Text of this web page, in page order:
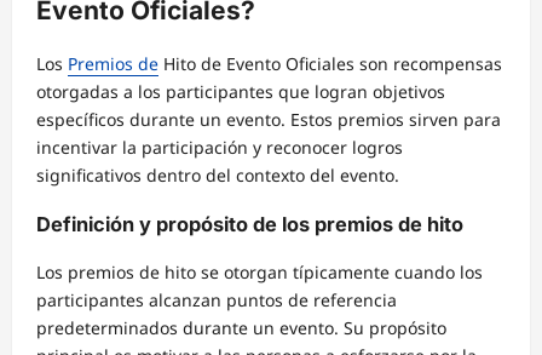
Evento Oficiales?
Los Premios de Hito de Evento Oficiales son recompensas
otorgadas a los participantes que logran objetivos
específicos durante un evento. Estos premios sirven para
incentivar la participación y reconocer logros
significativos dentro del contexto del evento.
Definición y propósito de los premios de hito
Los premios de hito se otorgan típicamente cuando los
participantes alcanzan puntos de referencia
predeterminados durante un evento. Su propósito